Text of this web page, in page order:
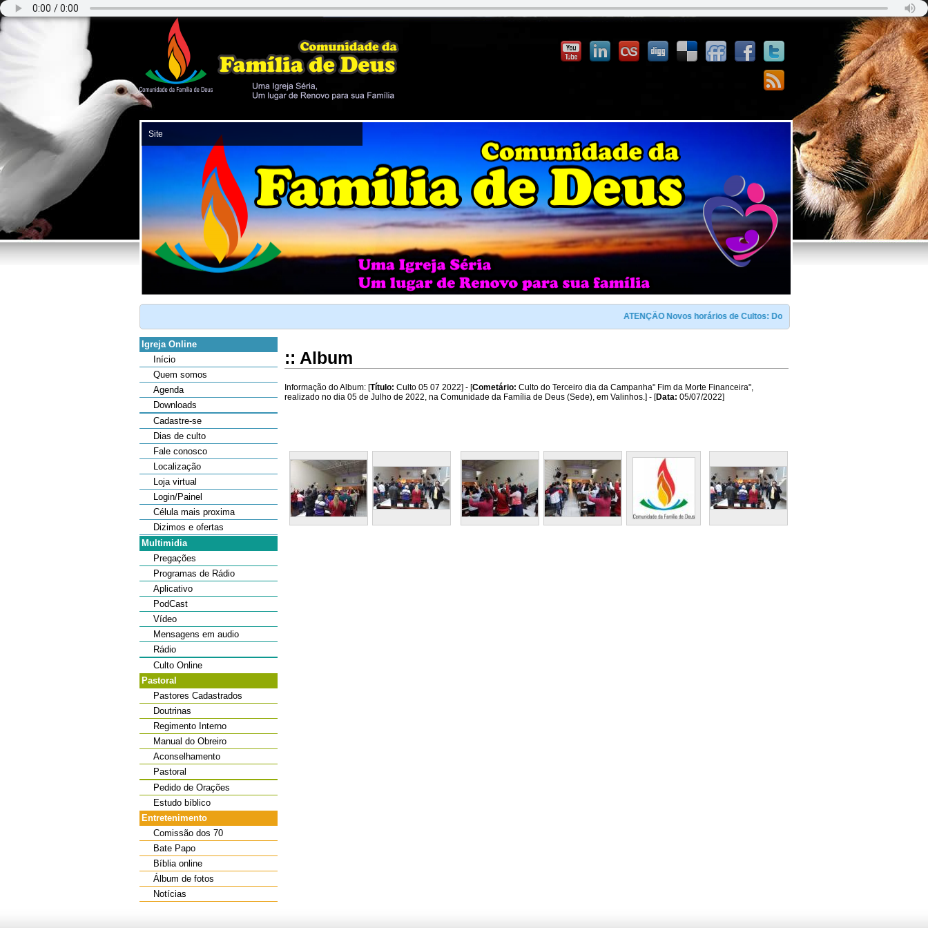
ATENÇÃO Novos horários de Cultos: Domingo ás 09:00 e às 19:00h / Terça e
Igreja Online
Início
Quem somos
Agenda
Downloads
Cadastre-se
Dias de culto
Fale conosco
Localização
Loja virtual
Login/Painel
Célula mais proxima
Dizimos e ofertas
Multimidia
Pregações
Programas de Rádio
Aplicativo
PodCast
Vídeo
Mensagens em audio
Rádio
Culto Online
Pastoral
Pastores Cadastrados
Doutrinas
Regimento Interno
Manual do Obreiro
Aconselhamento
Pastoral
Pedido de Orações
Estudo bíblico
Entretenimento
Comissão dos 70
Bate Papo
Bíblia online
Álbum de fotos
Notícias
:: Album
Informação do Album: [Título: Culto 05 07 2022] - [Cometário: Culto do Terceiro dia da Campanha" Fim da Morte Financeira",
realizado no dia 05 de Julho de 2022, na Comunidade da Família de Deus (Sede), em Valinhos.] - [Data: 05/07/2022]